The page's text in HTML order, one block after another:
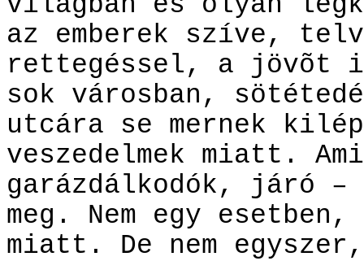
az emberek szíve,
rettegéssel, a jövõt
sok városban,
utcára se mernek
veszedelmek miatt.
garázdálkodók, járó –
meg. Nem egy
miatt. De nem